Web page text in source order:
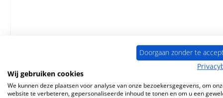
Doorgaan zonder te
Wij gebruiken cookies
We kunnen deze plaatsen voor analyse van onze bezoekersgegevens, om
website te verbeteren, gepersonaliseerde inhoud te tonen en om u een